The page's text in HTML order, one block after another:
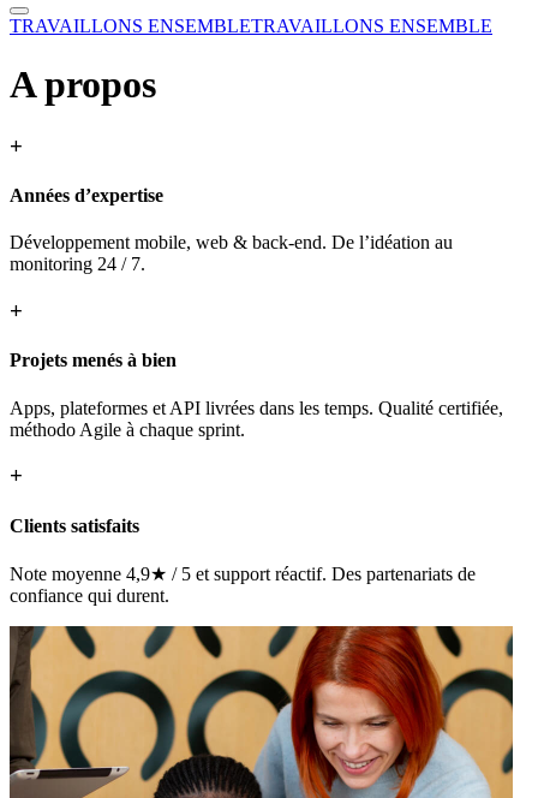
TRAVAILLONS ENSEMBLETRAVAILLONS ENSEMBLE
A propos
+
Années d’expertise
Développement mobile, web & back-end. De l’idéation au
monitoring 24 / 7.
+
Projets menés à bien
Apps, plateformes et API livrées dans les temps. Qualité certifiée,
méthodo Agile à chaque sprint.
+
Clients satisfaits
Note moyenne 4,9★ / 5 et support réactif. Des partenariats de
confiance qui durent.